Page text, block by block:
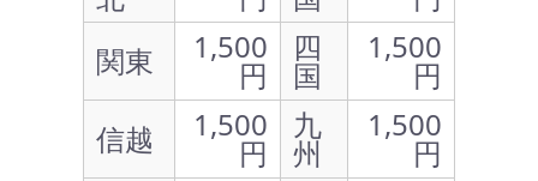
関東
1,500
円
四
国
1,500
円
信越
1,500
円
九
州
1,500
円